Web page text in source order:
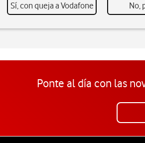
Sí, con queja a Vodafone No,
Ponte al día con las